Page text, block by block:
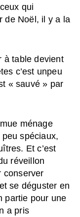
qui
de Noël, il y a la
à table devient
c’est unpeu
« sauvé » par
ménage
spéciaux,
Et c’est
réveillon
conserver
se déguster en
partie pour une
a pris